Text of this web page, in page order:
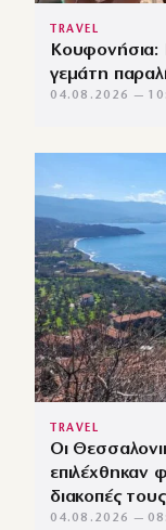
TRAVEL
Κουφονήσια:
γεμάτη
04.08.2026 —
TRAVEL
Οι
επιλέχθηκαν
διακοπές τους
04.08.2026 —